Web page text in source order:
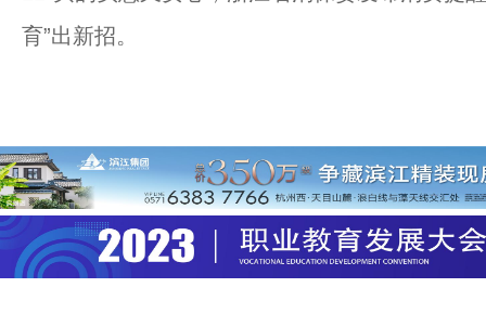
育”出新招。